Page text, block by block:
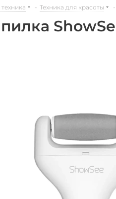
- Техника для красоты -